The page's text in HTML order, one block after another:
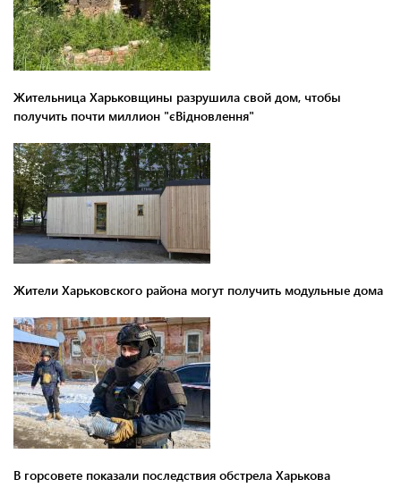
Жительница Харьковщины разрушила свой дом, чтобы
получить почти миллион "єВідновлення"
Жители Харьковского района могут получить модульные дома
В горсовете показали последствия обстрела Харькова